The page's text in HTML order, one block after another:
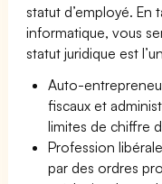
statut d’employé.
informatique, vous
statut juridique est
Auto-
fiscaux et
limites de chiffre
Profession
par des ordres